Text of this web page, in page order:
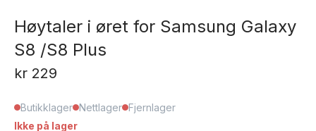
Høytaler i øret for Samsung Galaxy
S8 /S8 Plus
kr 229
Butikklager Nettlager Fjernlager
Ikke på lager